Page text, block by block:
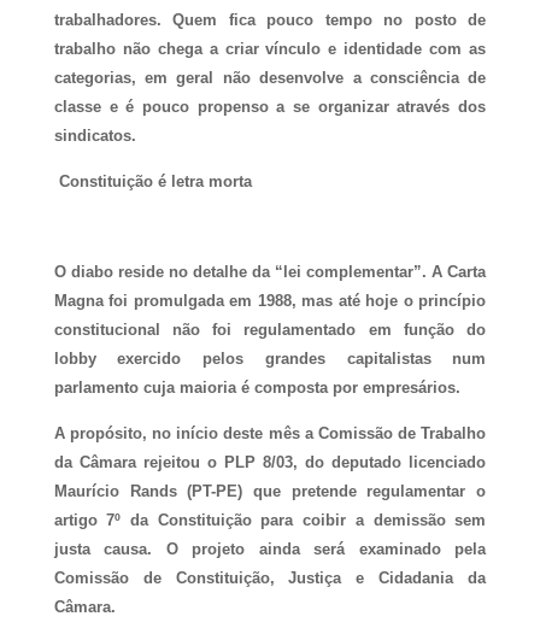
trabalhadores. Quem fica pouco tempo no posto de
trabalho não chega a criar vínculo e identidade com as
categorias, em geral não desenvolve a consciência de
classe e é pouco propenso a se organizar através dos
sindicatos.
Constituição é letra morta
O diabo reside no detalhe da “lei complementar”. A Carta
Magna foi promulgada em 1988, mas até hoje o princípio
constitucional não foi regulamentado em função do
lobby exercido pelos grandes capitalistas num
parlamento cuja maioria é composta por empresários.
A propósito, no início deste mês a Comissão de Trabalho
da Câmara rejeitou o PLP 8/03, do deputado licenciado
Maurício Rands (PT-PE) que pretende regulamentar o
artigo 7º da Constituição para coibir a demissão sem
justa causa. O projeto ainda será examinado pela
Comissão de Constituição, Justiça e Cidadania da
Câmara.